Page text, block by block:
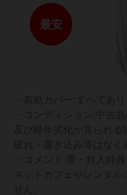
最安
及び経年劣化が見られる
破れ・書き込み等はな